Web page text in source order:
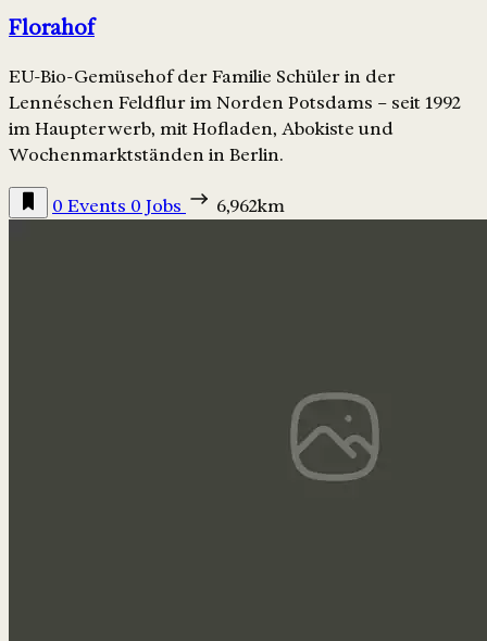
Florahof
EU-Bio-Gemüsehof der Familie Schüler in der
Lennéschen Feldflur im Norden Potsdams – seit 1992
im Haupterwerb, mit Hofladen, Abokiste und
Wochenmarktständen in Berlin.
0 Events 0 Jobs 6,962km